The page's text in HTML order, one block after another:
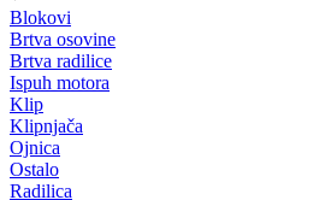
Blokovi
Brtva osovine
Brtva radilice
Ispuh motora
Klip
Klipnjača
Ojnica
Ostalo
Radilica